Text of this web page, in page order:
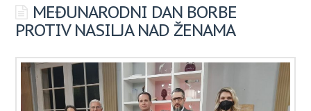
MEĐUNARODNI DAN BORBE
PROTIV NASILJA NAD ŽENAMA